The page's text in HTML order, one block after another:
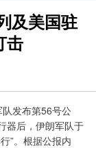
及美国驻
击
发布第56号公
器后，伊朗军队于
”。根据公报内